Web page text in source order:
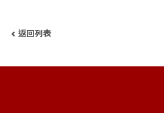
返回列表